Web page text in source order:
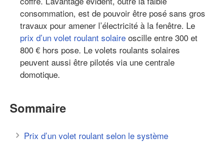
consommation, est de pouvoir être posé sans gros
travaux pour amener l’électricité à la fenêtre. Le
prix d’un volet roulant solaire oscille entre 300 et
800 € hors pose. Le volets roulants solaires
peuvent aussi être pilotés via une centrale
domotique.
Sommaire
Prix d’un volet roulant selon le système